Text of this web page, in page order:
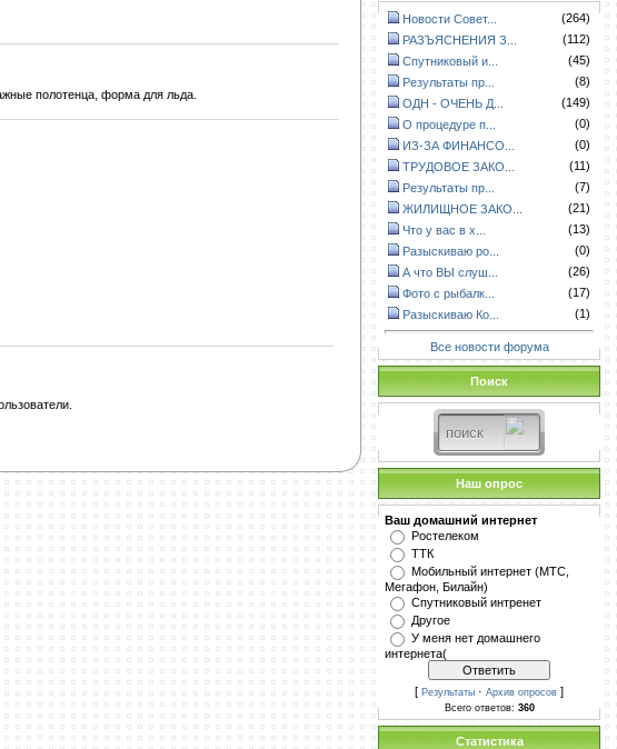
полотенца, форма для льда.
Новости Совет...
(264)
РАЗЪЯСНЕНИЯ З...
(112)
Спутниковый и...
(45)
Результаты пр...
(8)
ОДН - ОЧЕНЬ Д...
(149)
О процедуре п...
(0)
ИЗ-ЗА ФИНАНСО...
(0)
ТРУДОВОЕ ЗАКО...
(11)
Результаты пр...
(7)
ЖИЛИЩНОЕ ЗАКО...
(21)
Что у вас в х...
(13)
Разыскиваю ро...
(0)
А что ВЫ слуш...
(26)
Фото с рыбалк...
(17)
Разыскиваю Ко...
(1)
Все новости форума
Поиск
Наш опрос
Ваш домашний интернет
Ростелеком
ТТК
Мобильный интернет (МТС,
Мегафон, Билайн)
Спутниковый интренет
Другое
У меня нет домашнего
интернета(
[ Результаты · Архив опросов ]
Всего ответов: 360
Статистика